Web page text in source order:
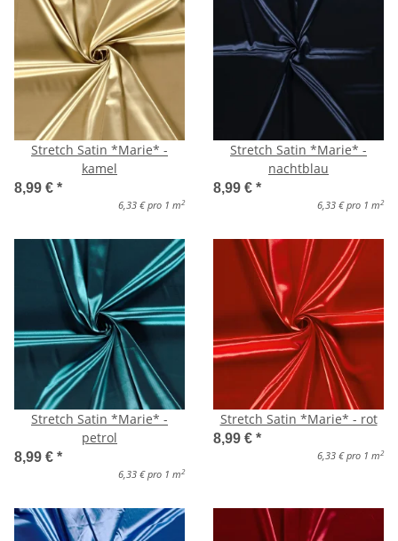
Stretch Satin *Marie* -
kamel
8,99 € *
6,33 € pro 1 m 2
Stretch Satin *Marie* -
nachtblau
8,99 € *
6,33 € pro 1 m 2
Stretch Satin *Marie* -
petrol
8,99 € *
6,33 € pro 1 m 2
Stretch Satin *Marie* - rot
8,99 € *
6,33 € pro 1 m 2